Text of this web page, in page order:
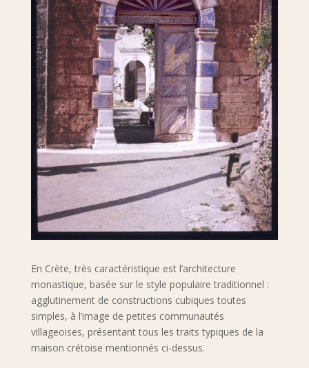
En Crète, très caractéristique est l’architecture
monastique, basée sur le style populaire traditionnel :
agglutinement de constructions cubiques toutes
simples, à l’image de petites communautés
villageoises, présentant tous les traits typiques de la
maison crétoise mentionnés ci-dessus.